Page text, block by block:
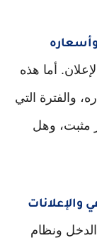
حقيقة الإعلان 18 وأسعاره
أما هذه
والفترة التي
مثبت، وهل
والإعلانات
ونظام